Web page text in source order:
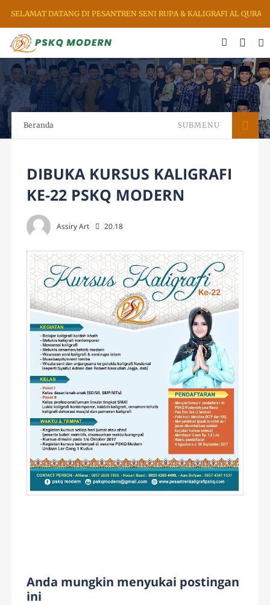
SELAMAT DATANG DI PESANTREN SENI RUPA & KALIGRAFI AL QURAN
Beranda SUBMENU
DIBUKA KURSUS KALIGRAFI
KE-22 PSKQ MODERN
Assiry Art 20.18
Anda mungkin menyukai postingan
ini